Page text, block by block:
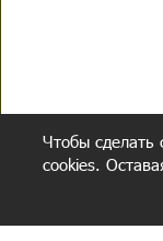
Чтобы сделать
cookies.